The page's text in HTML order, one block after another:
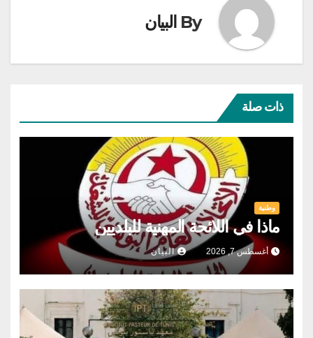
By البيان
ذات صلة
وطنية
ماذا في اللائحة المهنية للبلديين
أغسطس 7, 2026 البيان